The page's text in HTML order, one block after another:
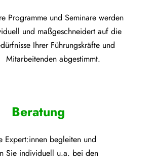
Programme und Seminare werden
und maßgeschneidert auf die
Ihrer Führungskräfte und
Mitarbeitenden abgestimmt.
Beratung
Expert:innen begleiten und
Sie individuell u.a. bei den